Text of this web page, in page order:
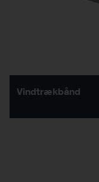
Vindtrækbånd